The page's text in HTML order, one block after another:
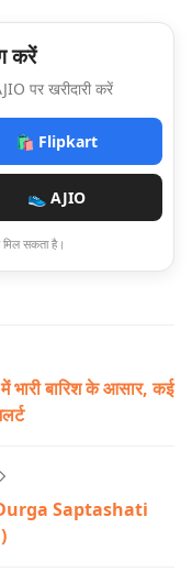
करें
पर खरीदारी करें
🛍️ Flipkart
👟 AJIO
मिल सकता है।
बारिश के आसार, कई
(Durga Saptashati